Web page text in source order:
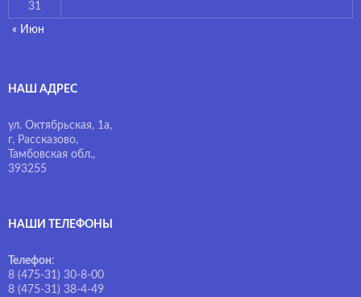
31
« Июн
НАШ АДРЕС
ул. Октябрьская, 1а,
г. Рассказово,
Тамбовская обл.,
393255
НАШИ ТЕЛЕФОНЫ
Телефон:
8 (475-31) 30-8-00
8 (475-31) 38-4-49